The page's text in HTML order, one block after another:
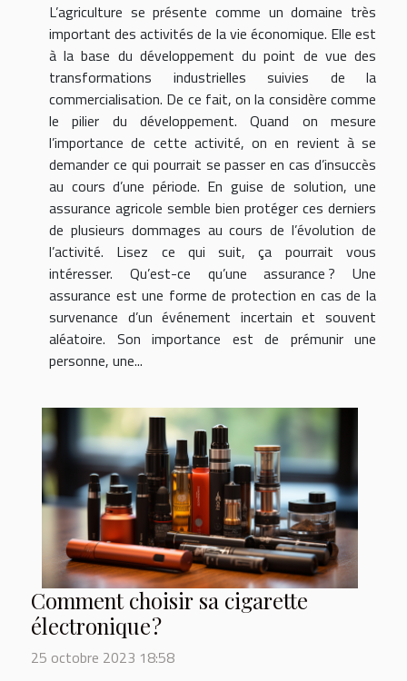
L’agriculture se présente comme un domaine très
important des activités de la vie économique. Elle est
à la base du développement du point de vue des
transformations industrielles suivies de la
commercialisation. De ce fait, on la considère comme
le pilier du développement. Quand on mesure
l’importance de cette activité, on en revient à se
demander ce qui pourrait se passer en cas d’insuccès
au cours d’une période. En guise de solution, une
assurance agricole semble bien protéger ces derniers
de plusieurs dommages au cours de l’évolution de
l’activité. Lisez ce qui suit, ça pourrait vous
intéresser. Qu’est-ce qu’une assurance ? Une
assurance est une forme de protection en cas de la
survenance d’un événement incertain et souvent
aléatoire. Son importance est de prémunir une
personne, une...
Comment choisir sa cigarette
électronique ?
25 octobre 2023 18:58